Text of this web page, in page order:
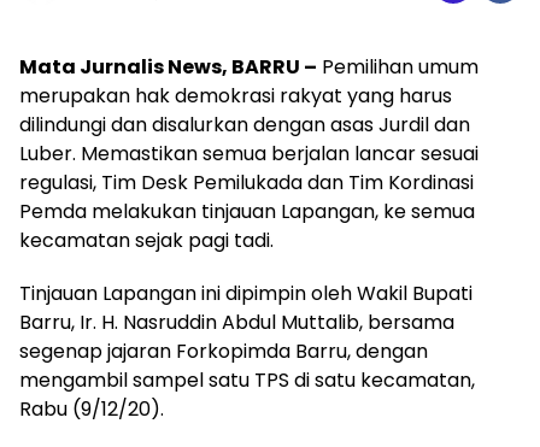
Mata Jurnalis News, BARRU – Pemilihan umum
merupakan hak demokrasi rakyat yang harus
dilindungi dan disalurkan dengan asas Jurdil dan
Luber. Memastikan semua berjalan lancar sesuai
regulasi, Tim Desk Pemilukada dan Tim Kordinasi
Pemda melakukan tinjauan Lapangan, ke semua
kecamatan sejak pagi tadi.
Tinjauan Lapangan ini dipimpin oleh Wakil Bupati
Barru, Ir. H. Nasruddin Abdul Muttalib, bersama
segenap jajaran Forkopimda Barru, dengan
mengambil sampel satu TPS di satu kecamatan,
Rabu (9/12/20).